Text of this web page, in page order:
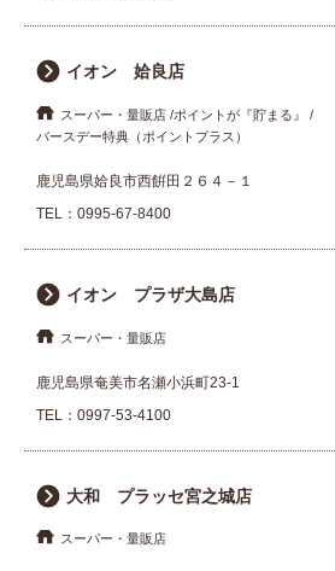
イオン 姶良店
スーパー・量販店 ポイントが『貯まる』
バースデー特典（ポイントプラス）
鹿児島県姶良市西餠田２６４－１
TEL： 0995-67-8400
イオン プラザ大島店
スーパー・量販店
鹿児島県奄美市名瀬小浜町23-1
TEL： 0997-53-4100
大和 プラッセ宮之城店
スーパー・量販店